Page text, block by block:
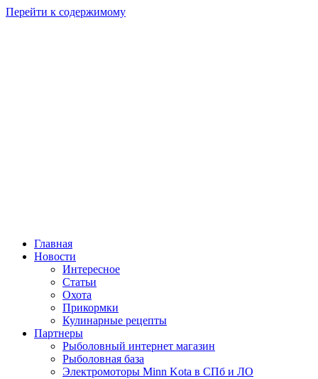
Перейти к содержимому
Главная
Новости
Интересное
Статьи
Охота
Прикормки
Кулинарные рецепты
Партнеры
Рыболовный интернет магазин
Рыболовная база
Электромоторы Minn Kota в СПб и ЛО